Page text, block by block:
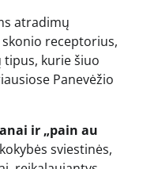
atradimų
receptorius,
kurie šiuo
Panevėžio
ir „pain au
sviestinės,